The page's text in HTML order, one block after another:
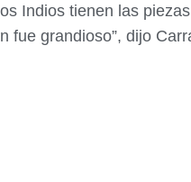
Indios tienen las
fue grandioso”, dijo